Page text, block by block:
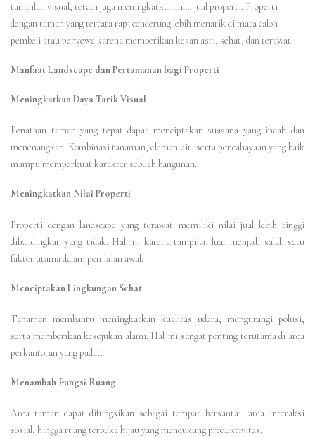
tampilan visual, tetapi juga meningkatkan nilai jual properti. Properti
dengan taman yang tertata rapi cenderung lebih menarik di mata calon
pembeli atau penyewa karena memberikan kesan asri, sehat, dan terawat.
Manfaat Landscape dan Pertamanan bagi Properti
Meningkatkan Daya Tarik Visual
Penataan taman yang tepat dapat menciptakan suasana yang indah dan
menenangkan. Kombinasi tanaman, elemen air, serta pencahayaan yang baik
mampu memperkuat karakter sebuah bangunan.
Meningkatkan Nilai Properti
Properti dengan landscape yang terawat memiliki nilai jual lebih tinggi
dibandingkan yang tidak. Hal ini karena tampilan luar menjadi salah satu
faktor utama dalam penilaian awal.
Menciptakan Lingkungan Sehat
Tanaman membantu meningkatkan kualitas udara, mengurangi polusi,
serta memberikan kesejukan alami. Hal ini sangat penting terutama di area
perkantoran yang padat.
Menambah Fungsi Ruang
Area taman dapat difungsikan sebagai tempat bersantai, area interaksi
sosial, hingga ruang terbuka hijau yang mendukung produktivitas.